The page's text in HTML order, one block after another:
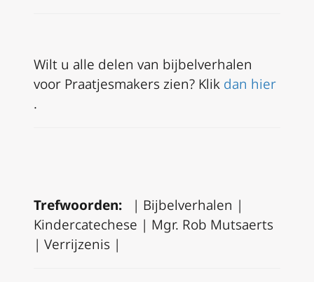
Wilt u alle delen van bijbelverhalen
voor Praatjesmakers zien? Klik dan hier
.
Trefwoorden: | Bijbelverhalen |
Kindercatechese | Mgr. Rob Mutsaerts
| Verrijzenis |